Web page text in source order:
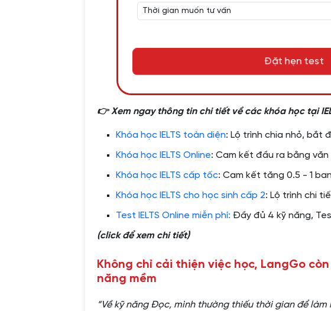
Đặt hẹn test
👉 Xem ngay thông tin chi tiết về các khóa học tại
Khóa học IELTS toàn diện: Lộ trình chia nhỏ, bắt
Khóa học IELTS Online: Cam kết đầu ra bằng
Khóa học IELTS cấp tốc: Cam kết tăng 0.5 - 1
Khóa học IELTS cho học sinh cấp 2: Lộ trình chi
Test IELTS Online miễn phí: Đầy đủ 4 kỹ năng,
(click để xem chi tiết)
Không chỉ cải thiện việc học, LangGo
năng mềm
“Về kỹ năng Đọc, mình thường thiếu thời gian để